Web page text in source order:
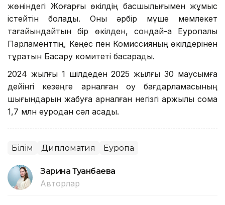
жөніндегі Жоғарғы өкілдің басшылығымен жұмыс
істейтін болады. Оны әрбір мүше мемлекет
тағайындайтын бір өкілден, сондай-ақ Еуропалық
Парламенттің, Кеңес пен Комиссияның өкілдерінен
тұратын Басқару комитеті басқарады.
2024 жылғы 1 шілдеден 2025 жылғы 30 маусымға
дейінгі кезеңге арналған оқу бағдарламасының
шығындарын жабуға арналған негізгі қаржылық сома
1,7 млн еуродан сәл асады.
Білім Дипломатия Еуропа
Зарина Туғанбаева
Авторлар